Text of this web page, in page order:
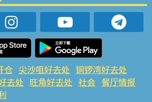
仓 尖沙咀好去处 铜锣湾好去处
去处 旺角好去处 社会 餐厅情报